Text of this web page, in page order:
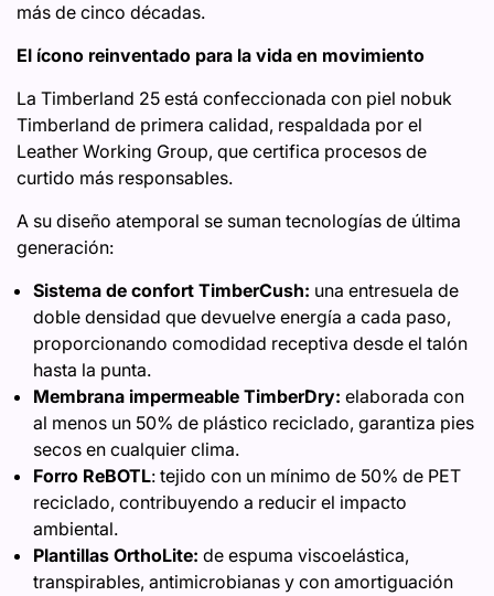
más de cinco décadas.
El ícono reinventado para la vida en movimiento
La Timberland 25 está confeccionada con piel nobuk
Timberland de primera calidad, respaldada por el
Leather Working Group, que certifica procesos de
curtido más responsables.
A su diseño atemporal se suman tecnologías de última
generación:
Sistema de confort TimberCush: una entresuela de
doble densidad que devuelve energía a cada paso,
proporcionando comodidad receptiva desde el talón
hasta la punta.
Membrana impermeable TimberDry: elaborada con
al menos un 50% de plástico reciclado, garantiza pies
secos en cualquier clima.
Forro ReBOTL: tejido con un mínimo de 50% de PET
reciclado, contribuyendo a reducir el impacto
ambiental.
Plantillas OrthoLite: de espuma viscoelástica,
transpirables, antimicrobianas y con amortiguación